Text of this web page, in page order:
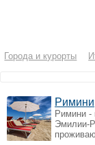
Города и курорты
Римини
Римини -
Эмилии-